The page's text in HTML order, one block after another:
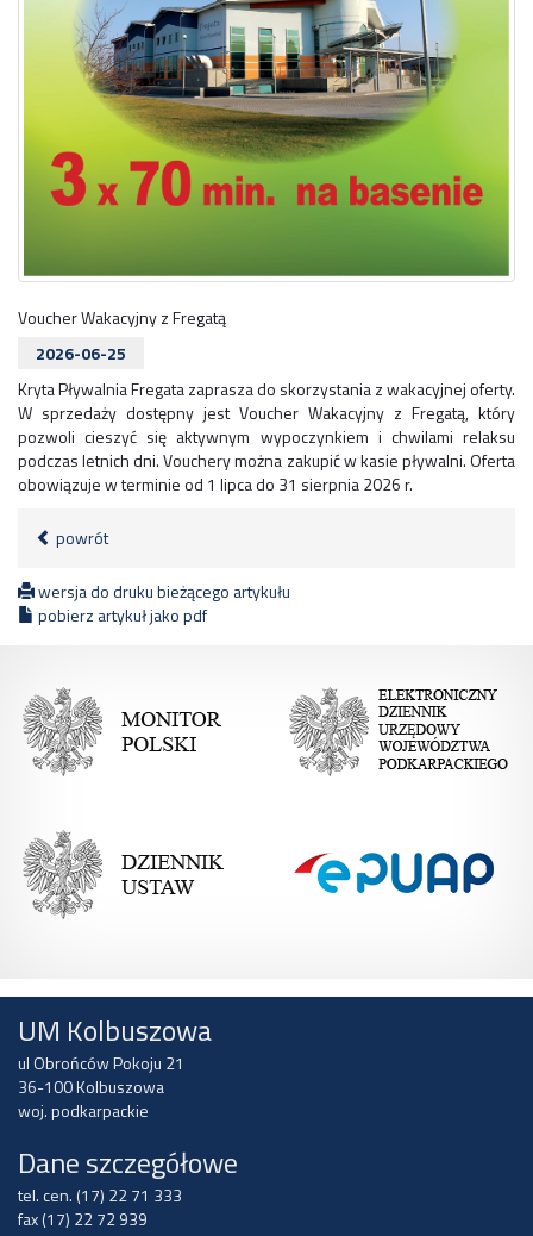
Voucher Wakacyjny z Fregatą
2026-06-25
Kryta Pływalnia Fregata zaprasza do skorzystania z wakacyjnej oferty.
W sprzedaży dostępny jest Voucher Wakacyjny z Fregatą, który
pozwoli cieszyć się aktywnym wypoczynkiem i chwilami relaksu
podczas letnich dni. Vouchery można zakupić w kasie pływalni. Oferta
obowiązuje w terminie od 1 lipca do 31 sierpnia 2026 r.
powrót
wersja do druku bieżącego artykułu
pobierz artykuł jako pdf
UM Kolbuszowa
ul Obrońców Pokoju 21
36-100 Kolbuszowa
woj. podkarpackie
Dane szczegółowe
tel. cen. (17) 22 71 333
fax (17) 22 72 939